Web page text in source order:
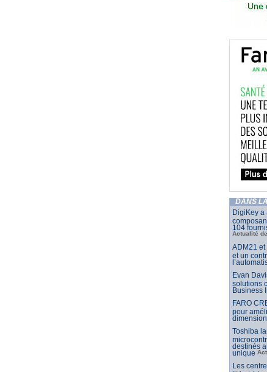
DANS
DigiKey
104
Actualité
ADM21
et un
Evan
solutions
Business
FARO
pour
Toshiba
destinés
unique
Les